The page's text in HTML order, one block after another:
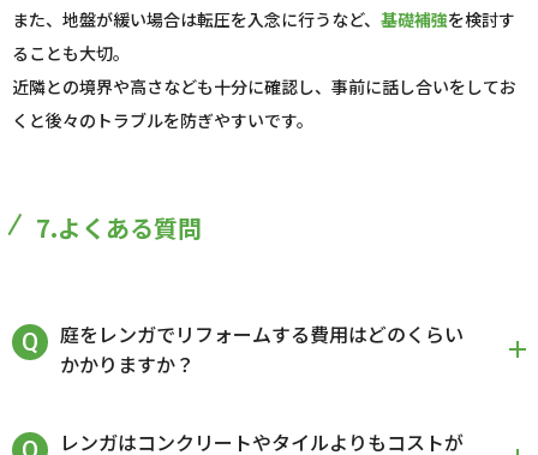
また、地盤が緩い場合は転圧を入念に行うなど、 基礎補強を検討す
ることも大切。
近隣との境界や高さなども十分に確認し、事前に話し合いをしてお
くと後々のトラブルを防ぎやすいです。
7.よくある質問
庭をレンガでリフォームする費用はどのくらい
かかりますか？
レンガはコンクリートやタイルよりもコストが